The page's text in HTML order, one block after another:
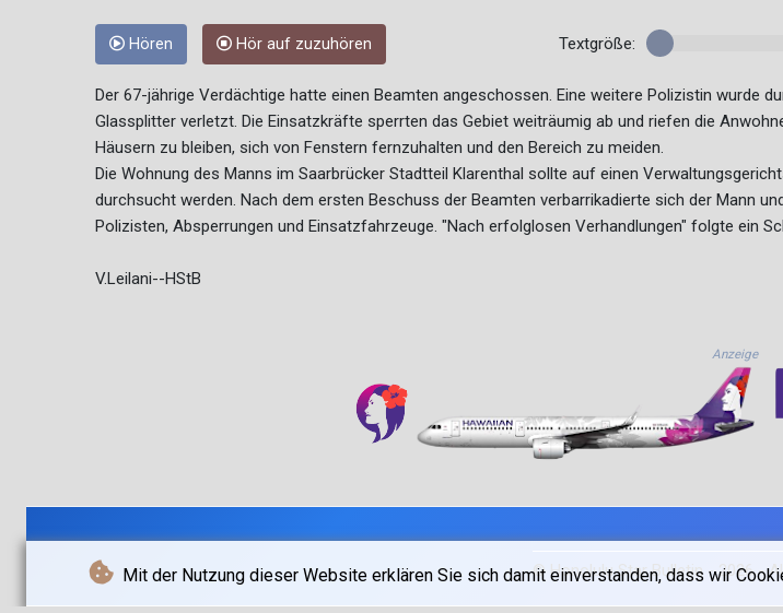
Mit der Nutzung dieser Website erklären Sie sich damit einverstanden, dass wir
Hören Hör auf zuzuhören Textgröße:
Der 67-jährige Verdächtige hatte einen Beamten angeschossen. Eine weitere Polizistin wurde
Glassplitter verletzt. Die Einsatzkräfte sperrten das Gebiet weiträumig ab und riefen die
Häusern zu bleiben, sich von Fenstern fernzuhalten und den Bereich zu meiden.
Die Wohnung des Manns im Saarbrücker Stadtteil Klarenthal sollte auf einen
durchsucht werden. Nach dem ersten Beschuss der Beamten verbarrikadierte sich der Mann
Polizisten, Absperrungen und Einsatzfahrzeuge. "Nach erfolglosen Verhandlungen" folgte ein
V.Leilani--HStB
Anzeige
© Honolulu Star Bulletin - 2026 -